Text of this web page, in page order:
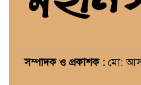
সম্পাদক ও প্রকাশক : মো: